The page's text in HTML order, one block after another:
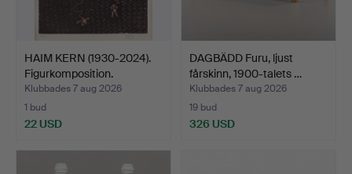
HAIM KERN (1930-2024).
Figurkomposition.
Klubbades 7 aug 2026
1 bud
22 USD
DAGBÄDD Furu, ljust
fårskinn, 1900-talets …
Klubbades 7 aug 2026
19 bud
326 USD